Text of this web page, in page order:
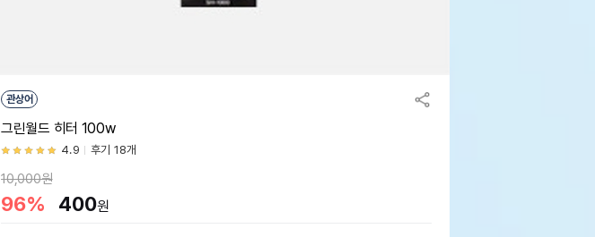
관상어
그린월드 히터 100w
4.9 후기 18개
10,000원
96% 400원